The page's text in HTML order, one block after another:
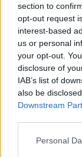
section to
opt-out request
interest-based
us or personal
your opt-out.
disclosure of
IAB’s list of
also be
Downstream
Please note
Personal